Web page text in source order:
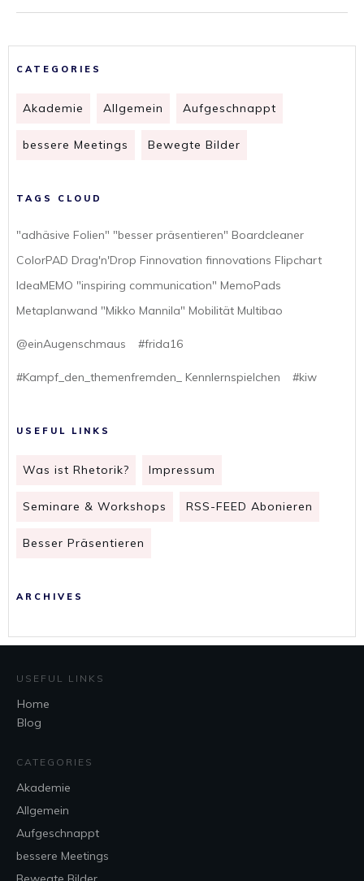
CATEGORIES
Akademie Allgemein Aufgeschnappt
bessere Meetings Bewegte Bilder
TAGS CLOUD
"adhäsive Folien" "besser präsentieren" Boardcleaner
ColorPAD Drag'n'Drop Finnovation finnovations Flipchart
IdeaMEMO "inspiring communication" MemoPads
Metaplanwand "Mikko Mannila" Mobilität Multibao
@einAugenschmaus #frida16
#Kampf_den_themenfremden_ Kennlernspielchen #kiw
USEFUL LINKS
Was ist Rhetorik? Impressum
Seminare & Workshops RSS-FEED Abonieren
Besser Präsentieren
ARCHIVES
USEFUL LINKS
Home
Blog
CATEGORIES
Akademie
Allgemein
Aufgeschnappt
bessere Meetings